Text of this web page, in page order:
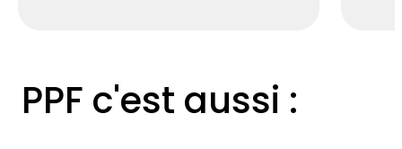
PPF c'est aussi :